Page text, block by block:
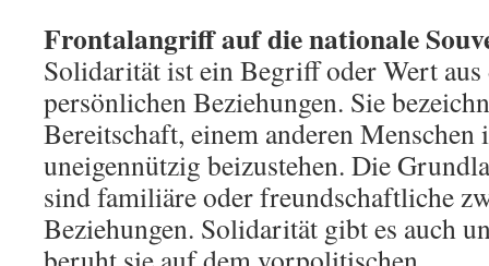
Frontalangriff auf die nationale
Solidarität ist ein Begriff oder Wert
persönlichen Beziehungen. Sie
Bereitschaft, einem anderen
uneigennützig beizustehen. Die
sind familiäre oder freundschaftliche
Beziehungen. Solidarität gibt es auch